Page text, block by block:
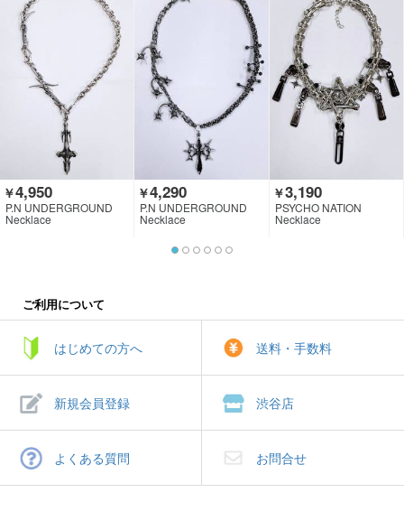
￥4,950
P.N UNDERGROUND
Necklace
￥4,290
P.N UNDERGROUND
Necklace
￥3,190
PSYCHO NATION
Necklace
ご利用について
はじめての方へ 送料・手数料
新規会員登録 渋谷店
よくある質問 お問合せ